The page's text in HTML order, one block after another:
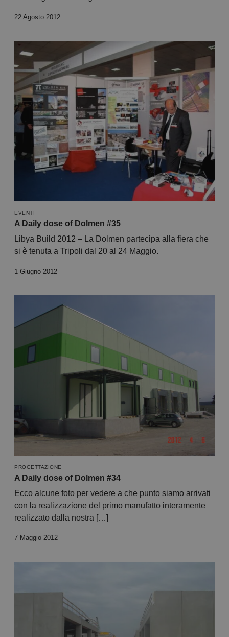
22 Agosto 2012
EVENTI
A Daily dose of Dolmen #35
Libya Build 2012 – La Dolmen partecipa alla fiera che
si è tenuta a Tripoli dal 20 al 24 Maggio.
1 Giugno 2012
PROGETTAZIONE
A Daily dose of Dolmen #34
Ecco alcune foto per vedere a che punto siamo arrivati
con la realizzazione del primo manufatto interamente
realizzato dalla nostra […]
7 Maggio 2012